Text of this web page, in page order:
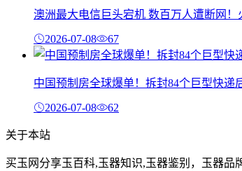
澳洲最大电信巨头宕机 数百万人遭断网！
2026-07-08 67
中国预制房全球爆单！拆封84个巨型快递
2026-07-08 62
关于本站
买玉网分享玉百科,玉器知识,玉器鉴别，玉器